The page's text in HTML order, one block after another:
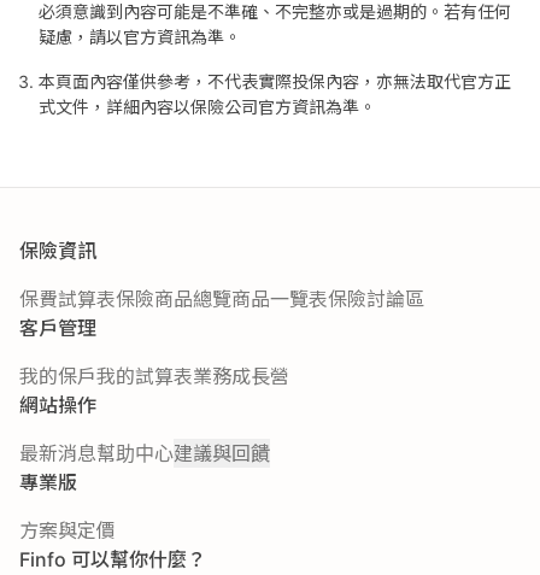
必須意識到內容可能是不準確、不完整亦或是過期的。若有任何
疑慮，請以官方資訊為準。
本頁面內容僅供參考，不代表實際投保內容，亦無法取代官方正
式文件，詳細內容以保險公司官方資訊為準。
保險資訊
保費試算表保險商品總覽商品一覽表保險討論區
客戶管理
我的保戶我的試算表業務成長營
網站操作
最新消息幫助中心建議與回饋
專業版
方案與定價
Finfo 可以幫你什麼？